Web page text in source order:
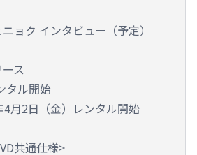
ョク インタビュー（予定）
ス
タル開始
月2日（金）レンタル開始
共通仕様>